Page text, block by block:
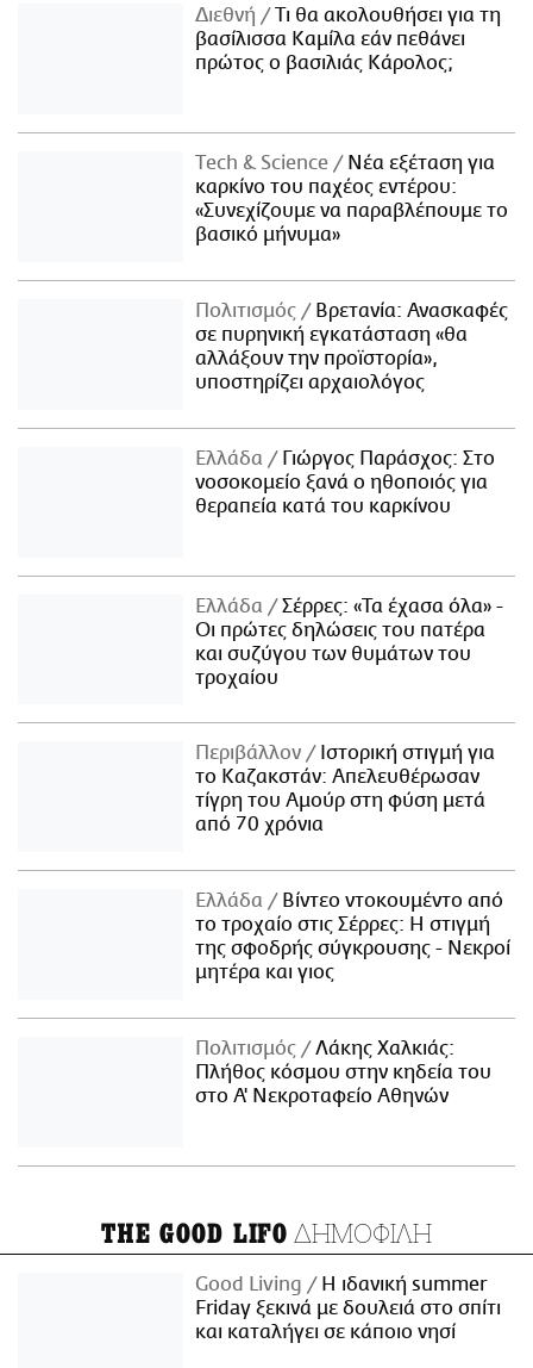
Διεθνή
Τι θα ακολουθήσει για τη
βασίλισσα Καμίλα εάν πεθάνει
πρώτος ο βασιλιάς Κάρολος;
Τech & Science
Νέα εξέταση για
καρκίνο του παχέος εντέρου:
«Συνεχίζουμε να παραβλέπουμε το
βασικό μήνυμα»
Πολιτισμός
Βρετανία: Ανασκαφές
σε πυρηνική εγκατάσταση «θα
αλλάξουν την προϊστορία»,
υποστηρίζει αρχαιολόγος
Ελλάδα
Γιώργος Παράσχος: Στο
νοσοκομείο ξανά ο ηθοποιός για
θεραπεία κατά του καρκίνου
Ελλάδα
Σέρρες: «Τα έχασα όλα» -
Οι πρώτες δηλώσεις του πατέρα
και συζύγου των θυμάτων του
τροχαίου
Περιβάλλον
Ιστορική στιγμή για
το Καζακστάν: Απελευθέρωσαν
τίγρη του Αμούρ στη φύση μετά
από 70 χρόνια
Ελλάδα
Βίντεο ντοκουμέντο από
το τροχαίο στις Σέρρες: Η στιγμή
της σφοδρής σύγκρουσης - Νεκροί
μητέρα και γιος
Πολιτισμός
Λάκης Χαλκιάς:
Πλήθος κόσμου στην κηδεία του
στο Α' Νεκροταφείο Αθηνών
THE GOOD LIFO ΔΗΜΟΦΙΛΗ
Good Living
Η ιδανική summer
Friday ξεκινά με δουλειά στο σπίτι
και καταλήγει σε κάποιο νησί